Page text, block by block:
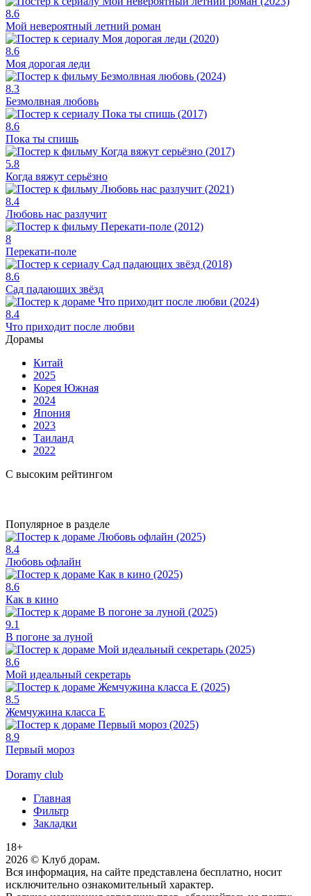
8.6
Мой невероятный летний роман
8.6
Моя дорогая леди
8.3
Безмолвная любовь
8.6
Пока ты спишь
5.8
Когда вяжут серьёзно
8.4
Любовь нас разлучит
8
Перекати-поле
8.6
Сад падающих звёзд
8.4
Что приходит после любви
Дорамы
Китай
2025
Корея Южная
2024
Япония
2023
Таиланд
2022
С высоким рейтингом
Популярное в разделе
8.4
Любовь офлайн
8.6
Как в кино
9.1
В погоне за луной
8.6
Мой идеальный секретарь
8.5
Жемчужина класса Е
8.9
Первый мороз
Doramy club
Главная
Фильтр
Закладки
18+
2026 © Клуб дорам.
Вся информация, на сайте представлена бесплатно, носит
исключительно ознакомительный характер.